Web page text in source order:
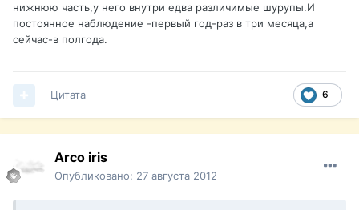
нижнюю часть,у него внутри едва различимые шурупы.И
постоянное наблюдение -первый год-раз в три месяца,а
сейчас-в полгода.
6
Цитата
Arco iris
Опубликовано: 27 августа 2012